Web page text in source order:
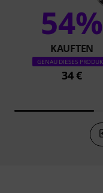
54%
KAUFTEN
GENAU DIESES
34 €